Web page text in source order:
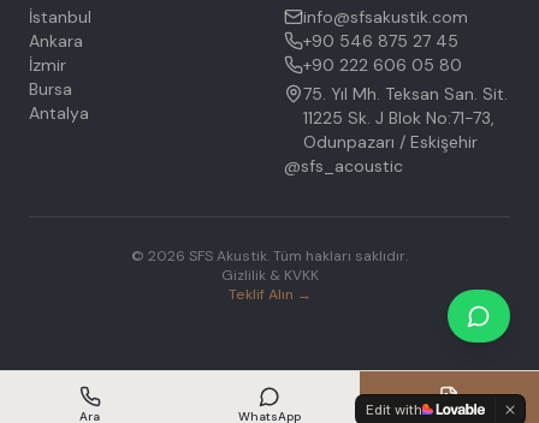
İstanbul
Ankara
İzmir
Bursa
Antalya
info@sfsakustik.com
+90 546 875 27 45
+90 222 606 05 80
75. Yıl Mh. Teksan San. Sit.
11225 Sk. J Blok No:71-73,
Odunpazarı / Eskişehir
@sfs_acoustic
© 2026 SFS Akustik.Tüm hakları saklıdır.
Gizlilik & KVKK
Teklif Alın →
Ara WhatsApp Teklif Al
Edit with